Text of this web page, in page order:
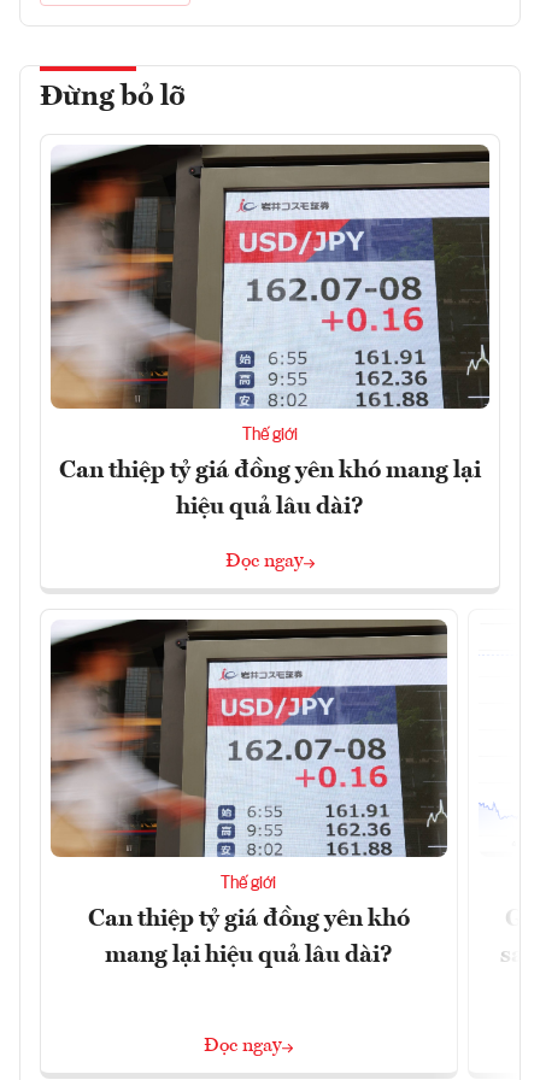
Đừng bỏ lỡ
Thế giới
Can thiệp tỷ giá đồng yên khó mang lại
hiệu quả lâu dài?
Đọc ngay
Thế giới
Can thiệp tỷ giá đồng yên khó
mang lại hiệu quả lâu dài?
Đọc ngay